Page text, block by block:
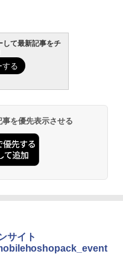
して最新記事をチ
を優先表示させる
サイト